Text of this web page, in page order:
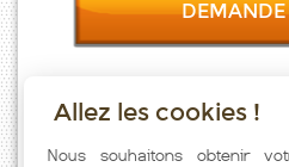
DEMANDE
Taux emprunt actualisés (Bourg Du
Immobilier pratiqués par nos
Allez les cookies !
Nous souhaitons obtenir